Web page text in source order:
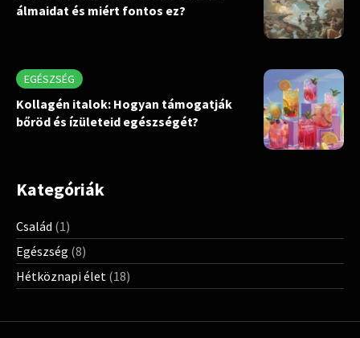
álmaidat és miért fontos ez?
EGÉSZSÉG
Kollagén italok: Hogyan támogatják
bőröd és ízületeid egészségét?
Kategóriák
Család (1)
Egészség (8)
Hétköznapi élet (18)